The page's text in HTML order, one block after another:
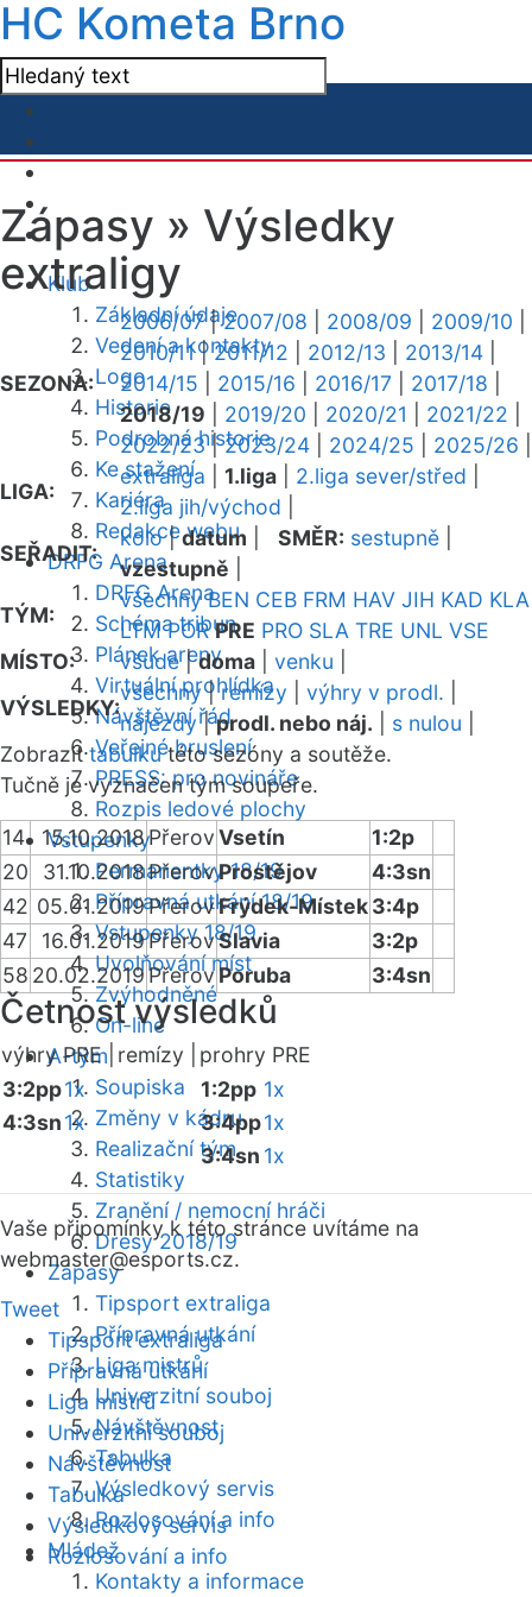
HC Kometa Brno
Klub
Základní údaje
Vedení a kontakty
Logo
Historie
Podrobná historie
Ke stažení
Kariéra
Redakce webu
DRFG Arena
DRFG Arena
Schéma tribun
Plánek areny
Virtuální prohlídka
Návštěvní řád
Veřejné bruslení
PRESS: pro novináře
Rozpis ledové plochy
Vstupenky
Permanentky 18/19
Přípravná utkání 18/19
Vstupenky 18/19
Uvolňování míst
Zvýhodněné
On-line
A-tým
Soupiska
Změny v kádru
Realizační tým
Statistiky
Zranění / nemocní hráči
Dresy 2018/19
Zápasy
Tipsport extraliga
Přípravná utkání
Liga mistrů
Univerzitní souboj
Návštěvnost
Tabulka
Výsledkový servis
Rozlosování a info
Mládež
Kontakty a informace
Zápasy » Výsledky
extraligy
SEZONA:
2006/07|2007/08 2008/09 2009/10
2010/11|2011/12 2012/13 2013/14
2014/15
2015/16 2016/17 2017/18
2018/19
2019/20 2020/21 2021/22
2022/23|2023/24 2024/25 2025/26
LIGA:
extraliga 1.liga 2.liga sever/střed
2.liga jih/východ
SEŘADIT:
kolo|datum SMĚR: sestupně
vzestupně
TÝM:
všechny BEN CEB FRM HAV JIH KAD KLA
LTM POR PRE PRO SLA TRE UNL VSE
MÍSTO:
všude|doma venku
VÝSLEDKY:
všechny|remízy výhry v prodl.
nájezdy|prodl. nebo náj. s nulou
Zobrazittabulkutéto sezóny a soutěže.
Tučně je vyznačen tým soupeře.
14 15.10.2018PřerovVsetín
1:2p
20
31.10.2018PřerovProstějov
4:3sn
42 05.01.2019PřerovFrýdek-Místek3:4p
47
16.01.2019PřerovSlavia
3:2p
58 20.02.2019PřerovPoruba 3:4sn
Četnost výsledků
výhry PRE | remízy |
prohry PRE
3:2pp1x
4:3sn1x
1:2pp 1x
3:4pp1x
3:4sn 1x
Vaše připomínky k této stránce uvítáme na
webmaster@esports.cz.
Tweet
Tipsport extraliga
Přípravná utkání
Liga mistrů
Univerzitní souboj
Návštěvnost
Tabulka
Výsledkový servis
Rozlosování a info